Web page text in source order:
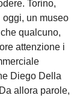
Torino,
oggi, un museo
qualcuno,
attenzione i
Diego Della
allora parole,